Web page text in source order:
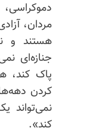
دموکراسی،
مردان،
هستند و
جنازه‌ای
پاک کند،
کردن
نمی‌تواند
کند».